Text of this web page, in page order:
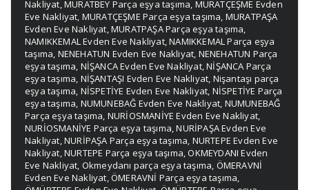
Nakliyat,MURATBEY Parça eşya taşıma, MURATÇEŞME Evden
Eve Nakliyat, MURATÇEŞME Parça eşya taşıma, MURATPAŞA
Evden Eve Nakliyat,MURATPAŞA Parça eşya taşıma,
NAMIKKEMAL Evden Eve Nakliyat,NAMIKKEMAL Parça eşya
taşıma, NENEHATUN Evden Eve Nakliyat, NENEHATUN Parça
eşya taşıma, NİŞANCA Evden Eve Nakliyat,NİŞANCA Parça
eşya taşıma, NİŞANTAŞI Evden Eve Nakliyat, Nişantaşı parça
eşya taşıma, NİSPETİYE Evden Eve Nakliyat, NİSPETİYE Parça
eşya taşıma, NUMUNEBAĞ Evden Eve Nakliyat, NUMUNEBAĞ
Parça eşya taşıma, NURİOSMANİYE Evden Eve Nakliyat,
NURİOSMANİYE Parça eşya taşıma,NURİPAŞA Evden Eve
Nakliyat,NURİPAŞA Parça eşya taşıma, NURTEPE Evden Eve
Nakliyat,NURTEPE Parça eşya taşıma,OKMEYDANI Evden
Eve Nakliyat, Okmeydanı parça eşya taşıma, ÖMERAVNİ
Evden Eve Nakliyat,ÖMERAVNİ Parça eşya taşıma,